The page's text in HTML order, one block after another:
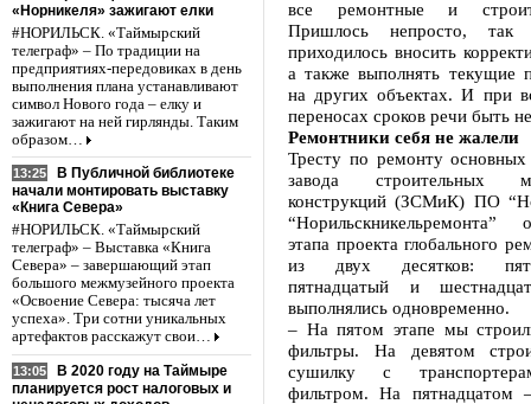
«Норникеля» зажигают елки
#НОРИЛЬСК. «Таймырский
телеграф» – По традиции на
предприятиях-передовиках в день
выполнения плана устанавливают
символ Нового года – елку и
зажигают на ней гирлянды. Таким
образом…
13:25
В Публичной библиотеке
начали монтировать выставку
«Книга Севера»
#НОРИЛЬСК. «Таймырский
телеграф» – Выставка «Книга
Севера» – завершающий этап
большого межмузейного проекта
«Освоение Севера: тысяча лет
успеха». Три сотни уникальных
артефактов расскажут свои…
13:05
В 2020 году на Таймыре
планируется рост налоговых и
все ремонтные и
Пришлось непросто,
приходилось вносить
а также выполнять текущие
на других объектах. И при
переносах сроков речи быть
Ремонтники себя не жалели
Тресту по ремонту
завода строительных
конструкций (ЗСМиК) ПО
“Норильскникельремонта”
этапа проекта глобального
из двух десятков:
пятнадцатый и
выполнялись одновременно.
– На пятом этапе мы
фильтры. На девятом
сушилку с
фильтром. На пятнадцатом –